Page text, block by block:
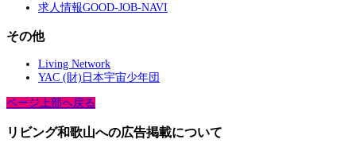
求人情報GOOD-JOB-NAVI
その他
Living Network
YAC (財)日本宇宙少年団
ページ上部へ戻る
リビング和歌山への広告掲載について